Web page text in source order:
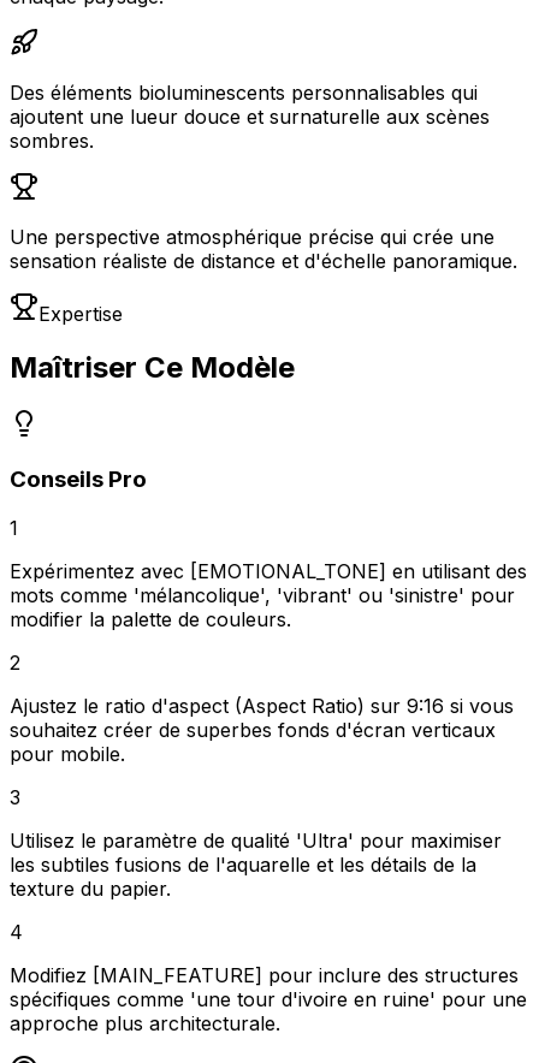
Des éléments bioluminescents personnalisables qui
ajoutent une lueur douce et surnaturelle aux scènes
sombres.
Une perspective atmosphérique précise qui crée une
sensation réaliste de distance et d'échelle panoramique.
Expertise
Maîtriser Ce Modèle
Conseils Pro
1
Expérimentez avec [EMOTIONAL_TONE] en utilisant des
mots comme 'mélancolique', 'vibrant' ou 'sinistre' pour
modifier la palette de couleurs.
2
Ajustez le ratio d'aspect (Aspect Ratio) sur 9:16 si vous
souhaitez créer de superbes fonds d'écran verticaux
pour mobile.
3
Utilisez le paramètre de qualité 'Ultra' pour maximiser
les subtiles fusions de l'aquarelle et les détails de la
texture du papier.
4
Modifiez [MAIN_FEATURE] pour inclure des structures
spécifiques comme 'une tour d'ivoire en ruine' pour une
approche plus architecturale.